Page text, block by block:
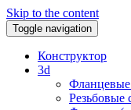
Skip to the content
Toggle navigation
Конструктор
3d
Фланцевые
Резьбовые